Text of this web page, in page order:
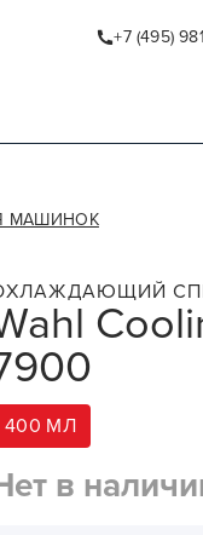
+7 (495)
МАШИНОК
400 МЛ
в